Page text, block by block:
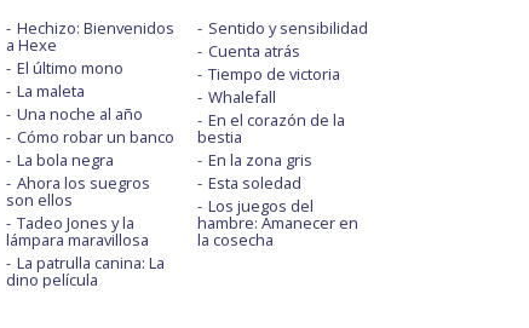
Hechizo: Bienvenidos
a Hexe
El último mono
La maleta
Una noche al año
Cómo robar un banco
La bola negra
Ahora los suegros
son ellos
Tadeo Jones y la
lámpara maravillosa
La patrulla canina: La
dino película
Sentido y sensibilidad
Cuenta atrás
Tiempo de victoria
Whalefall
En el corazón de la
bestia
En la zona gris
Esta soledad
Los juegos del
hambre: Amanecer en
la cosecha